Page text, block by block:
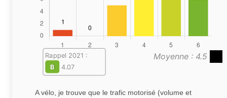
Moyenne : 4.5
Rappel 2021 :
B
4.07
A vélo, je trouve que le trafic motorisé (volume et